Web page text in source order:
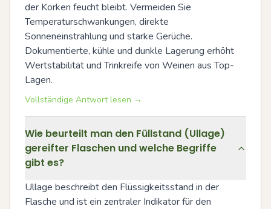
der Korken feucht bleibt. Vermeiden Sie
Temperaturschwankungen, direkte
Sonneneinstrahlung und starke Gerüche.
Dokumentierte, kühle und dunkle Lagerung erhöht
Wertstabilität und Trinkreife von Weinen aus Top-
Lagen.
Vollständige Antwort lesen →
Wie beurteilt man den Füllstand (Ullage)
gereifter Flaschen und welche Begriffe
gibt es?
Ullage beschreibt den Flüssigkeitsstand in der
Flasche und ist ein zentraler Indikator für den